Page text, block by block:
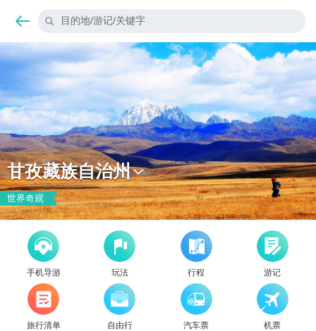
目的地/游记/关键字
甘孜藏族自治州
世界奇观
手机导游 玩法 行程 游记
旅行清单 自由行 汽车票 机票